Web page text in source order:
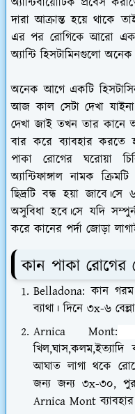
দারা আক্রান্ত হয়ে থাকে
এর পর রোগিকে আরো
অ্যান্টি হিসটামিনগুলো
অনেক আগে একটি
আজ কাল সেটা দেখা
দেখা জাই তখন তার কানে
বার করে ব্যাবহার
পাকা রোগের ঘরোয়া
অ্যান্টিফাঙ্গাল নামক
ছিদ্রটি বন্ধ হয়া
অসুবিধা হবে।সে যদি
করে কানের পর্দা জোড়া
কান পাকা রোগের
Belladona: কান গরম
ব্যাথা। দিনে ৩x-৬
Arnica Mont:
আঘাত লাগা থকে
জন্য জন্য ৩x-৩০,
Arnica Mont